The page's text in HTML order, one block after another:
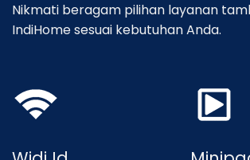
Nikmati beragam pilihan layanan
IndiHome sesuai kebutuhan Anda.